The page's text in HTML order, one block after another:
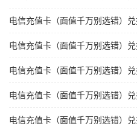
电信充值卡（面值千万别选错）
电信充值卡（面值千万别选错）
电信充值卡（面值千万别选错）
电信充值卡（面值千万别选错）
电信充值卡（面值千万别选错）